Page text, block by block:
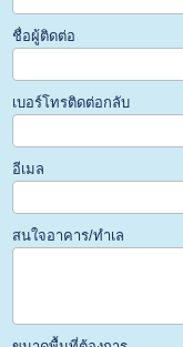
เปรียบเทียบราคา
พื้นที่จริงโดยไม่มีค่
ชื่อผู้ติดต่อ
เบอร์โทรติดต่อกลับ
อีเมล
สนใจอาคาร/ทำเล